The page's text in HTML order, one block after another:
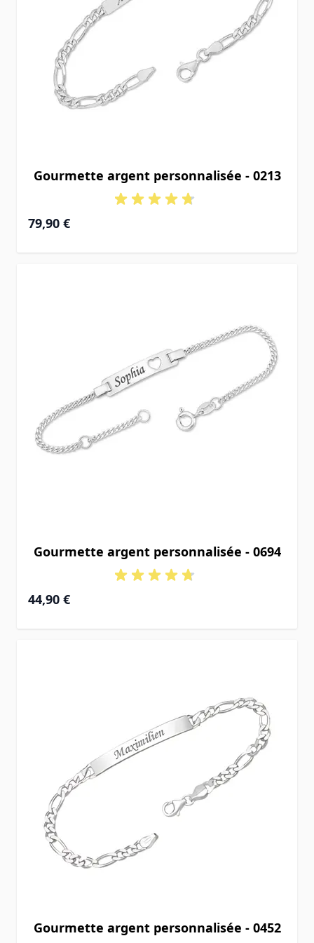
Gourmette argent personnalisée - 0213
À partir de
79,90 €
Gourmette argent personnalisée - 0694
À partir de
44,90 €
Gourmette argent personnalisée - 0452